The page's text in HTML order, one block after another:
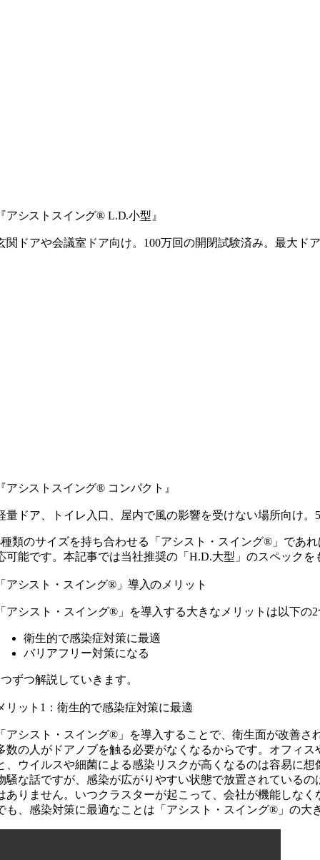
アシストスイング® L.D.小型』
関ドアや会議室ドア向け。100万回の開閉試験済み。最大ド
アシストスイング® コンパクト』
量ドア、トイレ入口、屋内で風の影響を受けない場所向け
類のサイズを持ち合わせる「アシスト・スイング®」であ
可能です。本記事では当社推奨の「H.D.大型」のスペック
アシスト・スイング®」導入のメリット
アシスト・スイング®︎」を導入する大きなメリットは以下の
衛生的で感染症対策に最適
バリアフリー対策になる
ずつ解説していきます。
リット1：衛生的で感染症対策に最適
アシスト・スイング®︎」を導入することで、衛生面が改善さ
数の人がドアノブを触る必要がなくなるからです。オフィ
、ウイルスや細菌による感染リスクが高くなるのは容易に想
騒な話ですが、感染が広がりやすい状態で放置されている
ありません。いつクラスターが起こって、会社が機能しな
も、感染対策に最適なことは「アシスト・スイング®︎」の大